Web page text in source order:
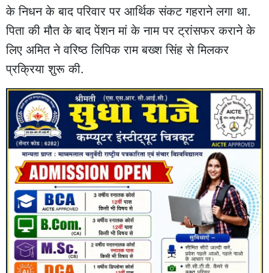
के निधन के बाद परिवार पर आर्थिक संकट गहराने लगा था.
पिता की मौत के बाद पेंशन मां के नाम पर ट्रांसफर कराने के
लिए अमित ने वरिष्ठ लिपिक राम बख्श सिंह से मिलकर
प्रक्रिया शुरू की.